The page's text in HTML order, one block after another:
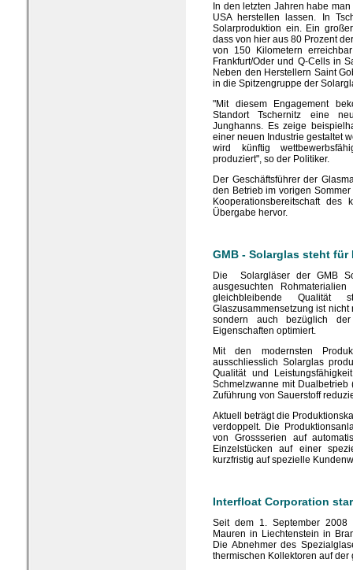
In den letzten Jahren habe
USA herstellen lassen. In
Solarproduktion ein. Ein
dass von hier aus 80 Prozent
von 150 Kilometern
Frankfurt/Oder und Q-Cells in
Neben den Herstellern Saint
in die Spitzengruppe der
"Mit diesem Engagement
Standort Tschernitz eine
Junghanns. Es zeige
einer neuen Industrie gestaltet
wird künftig
produziert", so der Politiker.
Der Geschäftsführer der
den Betrieb im vorigen
Kooperationsbereitschaft des
Übergabe hervor.
GMB - Solarglas steht
Die Solargläser der GMB
ausgesuchten
gleichbleibende
Glaszusammensetzung ist
sondern auch bezüglich
Eigenschaften optimiert.
Mit den modernsten
ausschliesslich Solarglas
Qualität und
Schmelzwanne mit Dualbetrieb
Zuführung von Sauerstoff
Aktuell beträgt die
verdoppelt. Die
von Grossserien auf
Einzelstücken auf einer
kurzfristig auf spezielle
Interfloat Corporation
Seit dem 1. September 2008
Mauren in Liechtenstein in
Die Abnehmer des
thermischen Kollektoren auf der